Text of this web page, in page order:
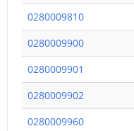
0280009810
0280009900
0280009901
0280009902
0280009960